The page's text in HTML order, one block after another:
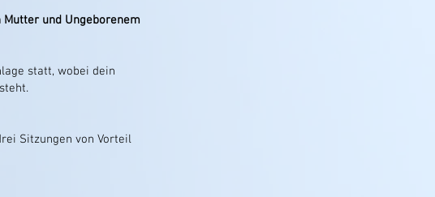
und Ungeborenem
statt, wobei dein
Sitzungen von Vorteil